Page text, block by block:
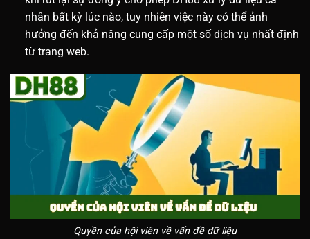
nhân bất kỳ lúc nào, tuy nhiên việc này có thể ảnh
hưởng đến khả năng cung cấp một số dịch vụ nhất định
từ trang web.
Quyền của hội viên về vấn đề dữ liệu